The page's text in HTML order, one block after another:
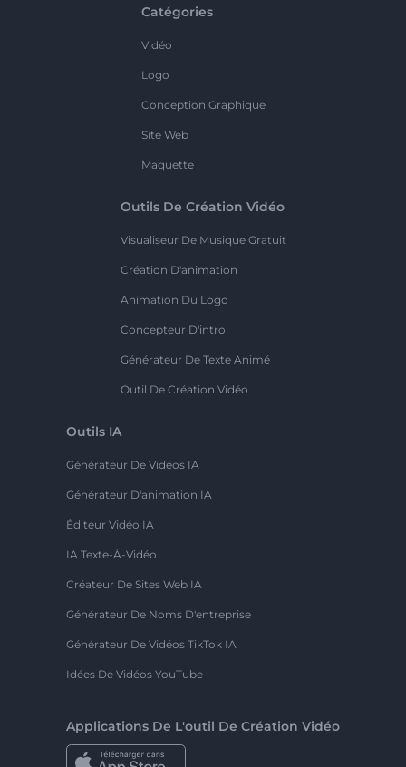
Catégories
Vidéo
Logo
Conception Graphique
Site Web
Maquette
Outils De Création Vidéo
Visualiseur De Musique Gratuit
Création D'animation
Animation Du Logo
Concepteur D'intro
Générateur De Texte Animé
Outil De Création Vidéo
Outils IA
Générateur De Vidéos IA
Générateur D'animation IA
Éditeur Vidéo IA
IA Texte-À-Vidéo
Créateur De Sites Web IA
Générateur De Noms D'entreprise
Générateur De Vidéos TikTok IA
Idées De Vidéos YouTube
Applications De L'outil De Création Vidéo